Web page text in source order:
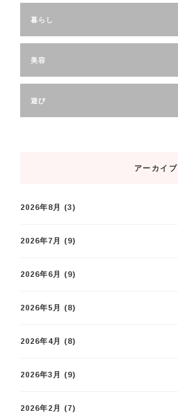
暮らし
美容
遊び
アーカイブ
2026年8月 (3)
2026年7月 (9)
2026年6月 (9)
2026年5月 (8)
2026年4月 (8)
2026年3月 (9)
2026年2月 (7)